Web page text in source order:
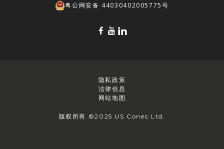
粤公网安备 44030402005775号
版权所有 ©2025 US Conec Ltd.
隐私政策
法律信息
网站地图